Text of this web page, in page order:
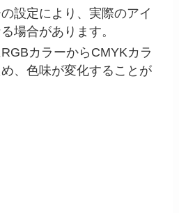
設定により、実際のアイ
場合があります。
カラーからCMYKカラ
、色味が変化することが